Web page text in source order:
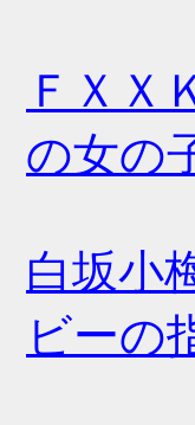
ＦＸＸ
の女の
白坂小
ビーの